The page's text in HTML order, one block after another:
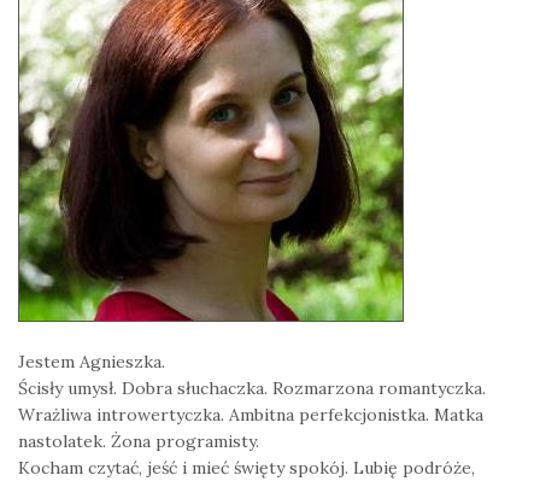
Jestem Agnieszka.
Ścisły umysł. Dobra słuchaczka. Rozmarzona romantyczka.
Wrażliwa introwertyczka. Ambitna perfekcjonistka. Matka
nastolatek. Żona programisty.
Kocham czytać, jeść i mieć święty spokój. Lubię podróże,